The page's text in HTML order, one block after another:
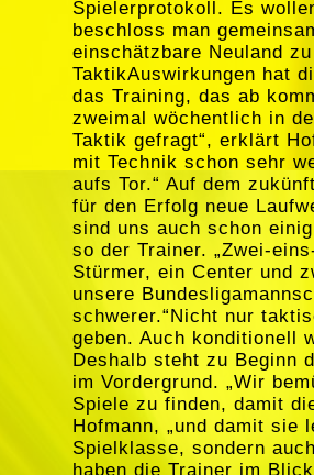
Spielerprotokoll. Es
beschloss man
einschätzbare Neuland
TaktikAuswirkungen hat
das Training, das ab
zweimal wöchentlich in
Taktik gefragt“, erklärt
mit Technik schon sehr
aufs Tor.“ Auf dem
für den Erfolg neue
sind uns auch schon
so der Trainer. „Zwei-
Stürmer, ein Center und
unsere
schwerer.“Nicht nur
geben. Auch konditionell
Deshalb steht zu Beginn
im Vordergrund. „Wir
Spiele zu finden, damit
Hofmann, „und damit sie
Spielklasse, sondern
haben die Trainer im